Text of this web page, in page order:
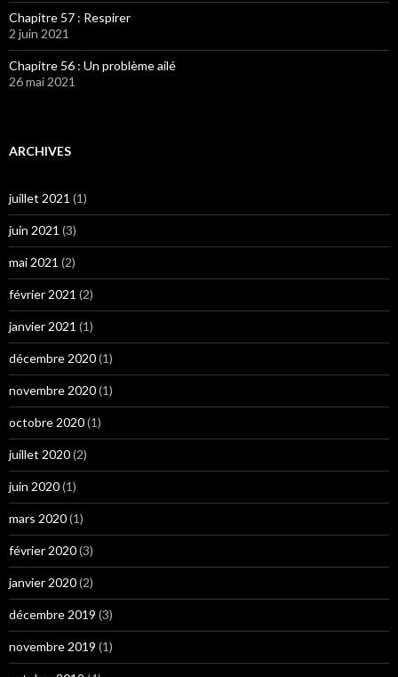
Chapitre 57 : Respirer
2 juin 2021
Chapitre 56 : Un problème ailé
26 mai 2021
ARCHIVES
juillet 2021 (1)
juin 2021 (3)
mai 2021 (2)
février 2021 (2)
janvier 2021 (1)
décembre 2020(1)
novembre 2020(1)
octobre 2020(1)
juillet 2020(2)
juin 2020(1)
mars 2020(1)
février 2020(3)
janvier 2020(2)
décembre 2019 (3)
novembre 2019 (1)